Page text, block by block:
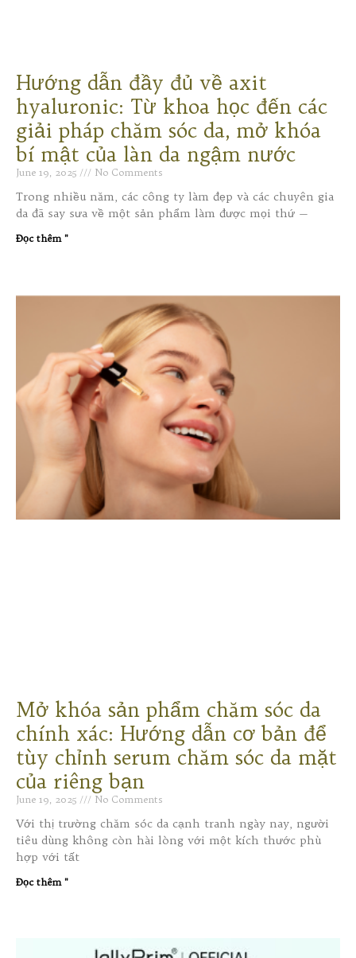
Hướng dẫn đầy đủ về axit
hyaluronic: Từ khoa học đến các
giải pháp chăm sóc da, mở khóa
bí mật của làn da ngậm nước
June 19, 2025 No Comments
Trong nhiều năm, các công ty làm đẹp và các chuyên gia
da đã say sưa về một sản phẩm làm được mọi thứ —
Đọc thêm "
Mở khóa sản phẩm chăm sóc da
chính xác: Hướng dẫn cơ bản để
tùy chỉnh serum chăm sóc da mặt
của riêng bạn
June 19, 2025 No Comments
Với thị trường chăm sóc da cạnh tranh ngày nay, người
tiêu dùng không còn hài lòng với một kích thước phù
hợp với tất
Đọc thêm "